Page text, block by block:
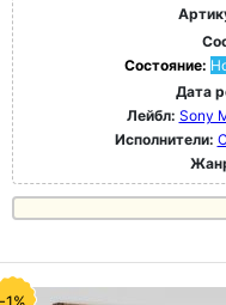
Состояние:
Дата
Лейбл: Sony
Исполнители: